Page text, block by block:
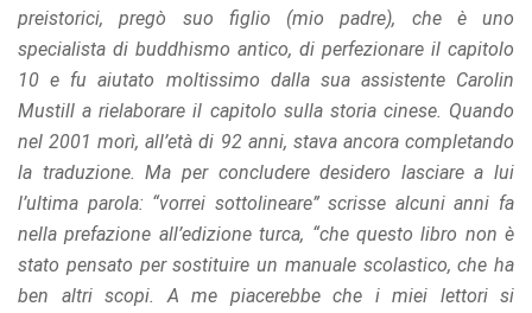
preistorici, pregò suo figlio (mio padre), che è uno
specialista di buddhismo antico, di perfezionare il capitolo
10 e fu aiutato moltissimo dalla sua assistente Carolin
Mustill a rielaborare il capitolo sulla storia cinese. Quando
nel 2001 morì, all’età di 92 anni, stava ancora completando
la traduzione. Ma per concludere desidero lasciare a lui
l’ultima parola: “vorrei sottolineare” scrisse alcuni anni fa
nella prefazione all’edizione turca, “che questo libro non è
stato pensato per sostituire un manuale scolastico, che ha
ben altri scopi. A me piacerebbe che i miei lettori si